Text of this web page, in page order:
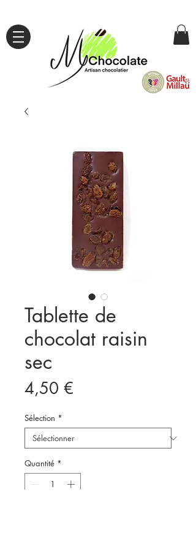
Tablette de
chocolat raisin
sec
4,50 €
Sélection *
Quantité *